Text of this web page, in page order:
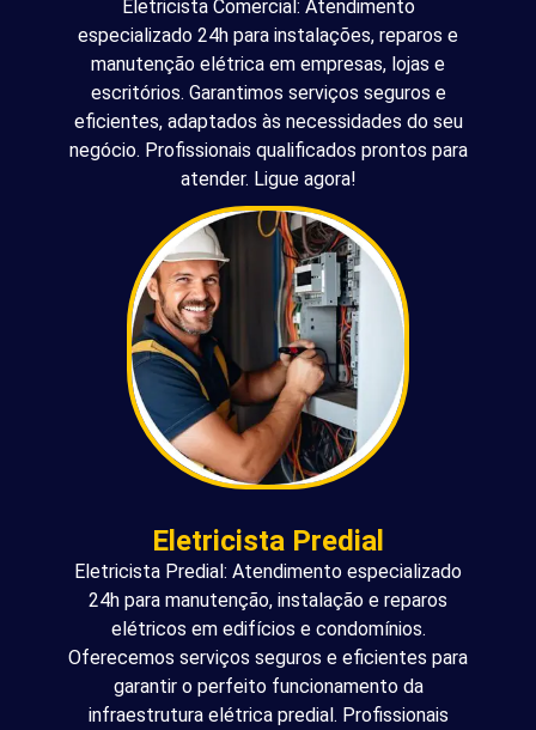
Eletricista Comercial: Atendimento
especializado 24h para instalações, reparos e
manutenção elétrica em empresas, lojas e
escritórios. Garantimos serviços seguros e
eficientes, adaptados às necessidades do seu
negócio. Profissionais qualificados prontos para
atender. Ligue agora!
Eletricista Predial
Eletricista Predial: Atendimento especializado
24h para manutenção, instalação e reparos
elétricos em edifícios e condomínios.
Oferecemos serviços seguros e eficientes para
garantir o perfeito funcionamento da
infraestrutura elétrica predial. Profissionais